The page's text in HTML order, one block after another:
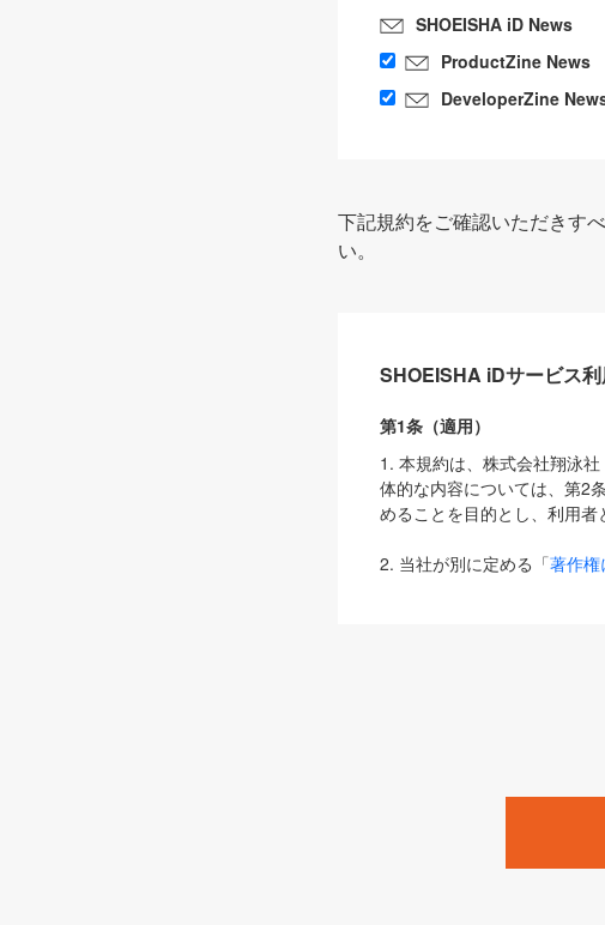
SHOEISHA iD News
ProductZine News
DeveloperZine
下記規約をご確認いただきす
い。
SHOEISHA iDサービス
第1条（適用）
1. 本規約は、株式会社翔泳
体的な内容については、第2
めることを目的とし、利用者
2. 当社が別に定める「著作権
は、本規約の規定が優先し
1. 「本サービス」とは、当
みます）及びこれらサービ
「SEBook」「SEShop」「